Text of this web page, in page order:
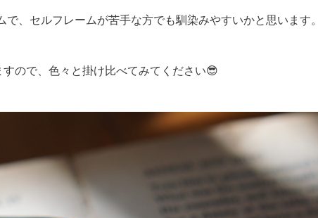
、セルフレームが苦手な方でも馴染みやすいかと思います。
ので、色々と掛け比べてみてください😎